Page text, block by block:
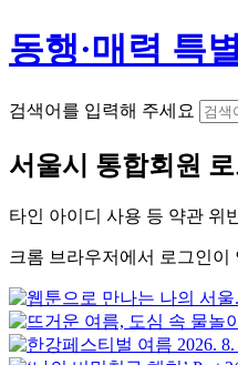
동행·매력 특
검색어를 입력해 주세요
서울시 통합회원
타인 아이디 사용 등 약관 위
크롬 브라우저에서 로그인이